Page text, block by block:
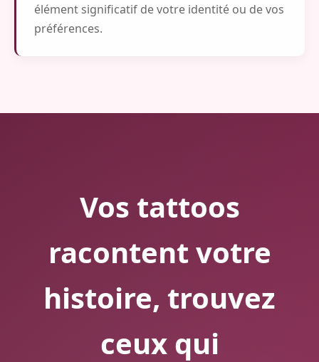
élément significatif de votre identité ou de vos
préférences.
Vos tattoos
racontent votre
histoire, trouvez
ceux qui